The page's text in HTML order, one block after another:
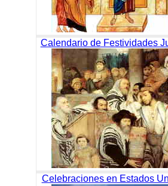
Calendario de Festividades
Celebraciones en Estados